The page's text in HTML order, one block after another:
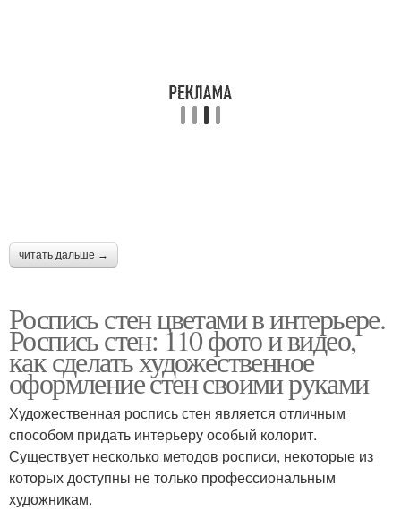
читать дальше →
Роспись стен цветами в интерьере.
Роспись стен: 110 фото и видео,
как сделать художественное
оформление стен своими руками
Художественная роспись стен является отличным
способом придать интерьеру особый колорит.
Существует несколько методов росписи, некоторые из
которых доступны не только профессиональным
художникам.